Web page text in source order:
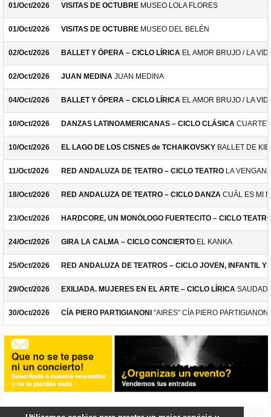
01/Oct/2026 VISITAS DE OCTUBRE MUSEO LOLA FLORES
01/Oct/2026 VISITAS DE OCTUBRE MUSEO DEL BELÉN
02/Oct/2026 BALLET Y ÓPERA – CICLO LÍRICA EL AMOR BRUJO / LA
02/Oct/2026 JUAN MEDINA JUAN MEDINA
04/Oct/2026 BALLET Y ÓPERA – CICLO LÍRICA EL AMOR BRUJO / LA
10/Oct/2026 DANZAS LATINOAMERICANAS – CICLO CLÁSICA
10/Oct/2026 EL LAGO DE LOS CISNES de TCHAIKOVSKY BALLET DE
11/Oct/2026 RED ANDALUZA DE TEATRO – CICLO TEATRO LA
18/Oct/2026 RED ANDALUZA DE TEATRO – CICLO DANZA CUÁL ES MI
23/Oct/2026 HARDCORE, UN MONÓLOGO FUERTECITO – CICLO
24/Oct/2026 GIRA LA CALMA – CICLO CONCIERTO EL KANKA
25/Oct/2026 RED ANDALUZA DE TEATROS – CICLO JOVEN, INFANTIL Y
29/Oct/2026 EXILIADA. MUJERES EN EL ARTE – CICLO LÍRICA
30/Oct/2026 CÍA PIERO PARTIGIANONI "AIRES" CÍA PIERO PARTIGIANONI